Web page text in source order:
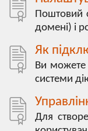
Поштовий
домені) і
Як
Ви можете
системи
Для